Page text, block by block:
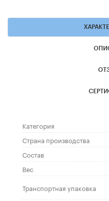
Категория
Страна производства
Состав
Вес
Транспортная упаковка